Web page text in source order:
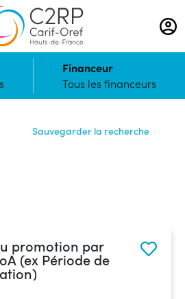
Aller
au
contenu
principalFinanceur
Tous les financeurs
Sauvegarder la recherche
promotion par
de